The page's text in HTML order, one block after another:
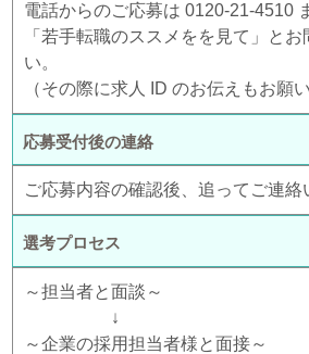
電話からのご応募は 0120-21-4510
「若手転職のススメをを見て」と
い。
（その際に求人 ID のお伝えもお願
応募受付後の連絡
ご応募内容の確認後、追ってご連絡
選考プロセス
～担当者と面談～
↓
～企業の採用担当者様と面接～